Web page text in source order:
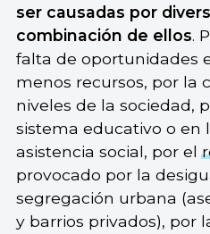
ser causadas por
combinación de ellos.
falta de oportunidades
menos recursos, por la
niveles de la sociedad,
sistema educativo o en
asistencia social, por el
provocado por la
segregación urbana
y barrios privados), por